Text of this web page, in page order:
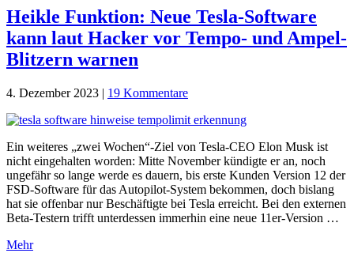
Heikle Funktion: Neue Tesla-Software
kann laut Hacker vor Tempo- und Ampel-
Blitzern warnen
4. Dezember 2023 | 19 Kommentare
Ein weiteres „zwei Wochen“-Ziel von Tesla-CEO Elon Musk ist
nicht eingehalten worden: Mitte November kündigte er an, noch
ungefähr so lange werde es dauern, bis erste Kunden Version 12 der
FSD-Software für das Autopilot-System bekommen, doch bislang
hat sie offenbar nur Beschäftigte bei Tesla erreicht. Bei den externen
Beta-Testern trifft unterdessen immerhin eine neue 11er-Version …
Mehr